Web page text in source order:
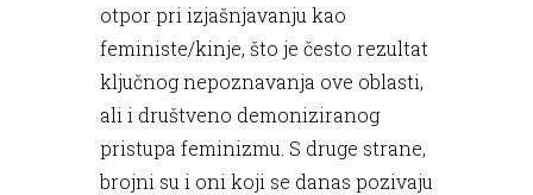
otpor pri izjašnjavanju kao
feministe/kinje, što je često rezultat
ključnog nepoznavanja ove oblasti,
ali i društveno demoniziranog
pristupa feminizmu. S druge strane,
brojni su i oni koji se danas pozivaju